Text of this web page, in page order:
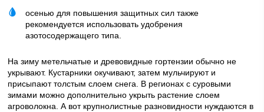
осенью для повышения защитных сил также
рекомендуется использовать удобрения
азотосодержащего типа.
На зиму метельчатые и древовидные гортензии обычно не
укрывают. Кустарники окучивают, затем мульчируют и
присыпают толстым слоем снега. В регионах с суровыми
зимами можно дополнительно укрыть растение слоем
агроволокна. А вот крупнолистные разновидности нуждаются в